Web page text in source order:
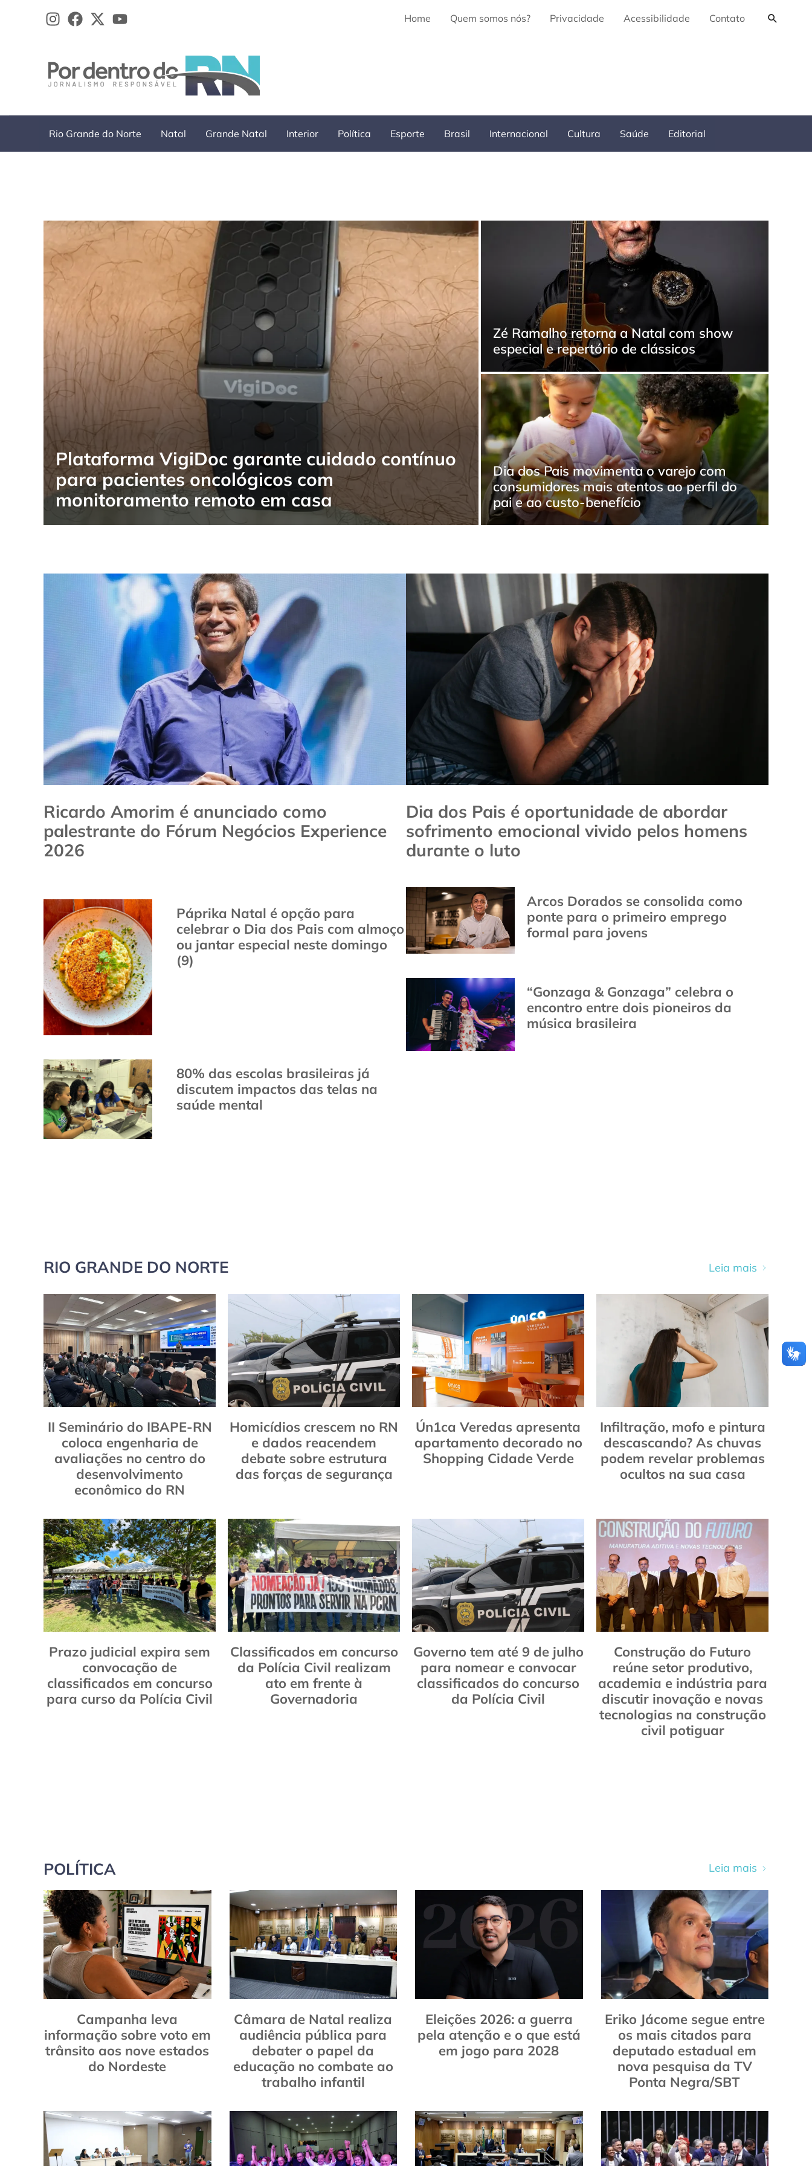
Home Quem somos nós? Privacidade Acessibilidade Contato
Rio Grande do Norte Natal Grande Natal Interior Política Esporte Brasil Internacional Cultura Saúde Editorial
Plataforma VigiDoc garante cuidado contínuo
para pacientes oncológicos com
monitoramento remoto em casa
Zé Ramalho retorna a Natal com show
especial e repertório de clássicos
Dia dos Pais movimenta o varejo com
consumidores mais atentos ao perfil do
pai e ao custo-benefício
Ricardo Amorim é anunciado como
palestrante do Fórum Negócios Experience
2026
Páprika Natal é opção para
celebrar o Dia dos Pais com almoço
ou jantar especial neste domingo
(9)
80% das escolas brasileiras já
discutem impactos das telas na
saúde mental
Dia dos Pais é oportunidade de abordar
sofrimento emocional vivido pelos homens
durante o luto
Arcos Dorados se consolida como
ponte para o primeiro emprego
formal para jovens
“Gonzaga & Gonzaga” celebra o
encontro entre dois pioneiros da
música brasileira
RIO GRANDE DO NORTE Leia mais
II Seminário do IBAPE-RN
coloca engenharia de
avaliações no centro do
desenvolvimento
econômico do RN
Homicídios crescem no RN
e dados reacendem
debate sobre estrutura
das forças de segurança
Ún1ca Veredas apresenta
apartamento decorado no
Shopping Cidade Verde
Infiltração, mofo e pintura
descascando? As chuvas
podem revelar problemas
ocultos na sua casa
Prazo judicial expira sem
convocação de
classificados em concurso
para curso da Polícia Civil
Classificados em concurso
da Polícia Civil realizam
ato em frente à
Governadoria
Governo tem até 9 de julho
para nomear e convocar
classificados do concurso
da Polícia Civil
Construção do Futuro
reúne setor produtivo,
academia e indústria para
discutir inovação e novas
tecnologias na construção
civil potiguar
POLÍTICA Leia mais
Campanha leva
informação sobre voto em
trânsito aos nove estados
do Nordeste
Câmara de Natal realiza
audiência pública para
debater o papel da
educação no combate ao
trabalho infantil
Eleições 2026: a guerra
pela atenção e o que está
em jogo para 2028
Eriko Jácome segue entre
os mais citados para
deputado estadual em
nova pesquisa da TV
Ponta Negra/SBT